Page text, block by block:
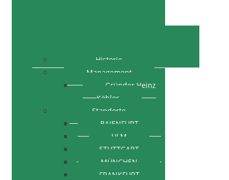
Historie
Management
Gründer Heinz
Köhler
Standorte
BAIENFURT
ULM
STUTTGART
MÜNCHEN
FRANKFURT